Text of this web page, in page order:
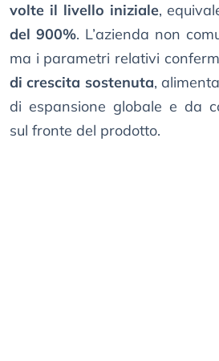
volte il livello iniziale,
del 900%. L’azienda non
ma i parametri relativi
di crescita sostenuta,
di espansione globale e da
sul fronte del prodotto.